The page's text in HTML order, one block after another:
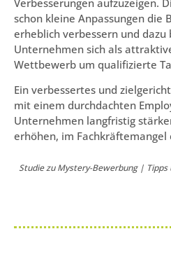
schon kleine Anpassungen die
erheblich verbessern und
Unternehmen sich als
Wettbewerb um qualifizierte
Ein verbessertes und
mit einem durchdachten
Unternehmen langfristig
erhöhen, im Fachkräftemangel
Studie zu Mystery-Bewerbung |